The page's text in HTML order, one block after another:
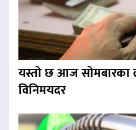
यस्तो छ आज सोमबारका
विनिमयदर